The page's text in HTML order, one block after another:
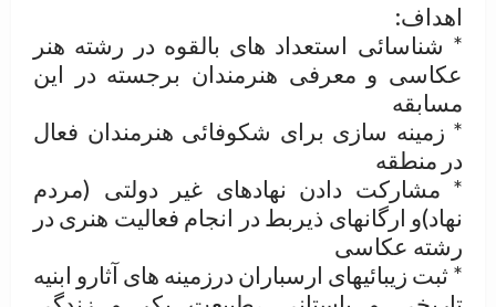
اهداف:
* شناسائی استعداد های بالقوه در رشته هنر
عکاسی و معرفی هنرمندان برجسته در این
مسابقه
* زمینه سازی برای شکوفائی هنرمندان فعال
در منطقه
* مشارکت دادن نهادهای غیر دولتی (مردم
نهاد)و ارگانهای ذیربط در انجام فعالیت هنری در
رشته عکاسی
* ثبت زیبائیهای ارسباران درزمینه های آثارو ابنیه